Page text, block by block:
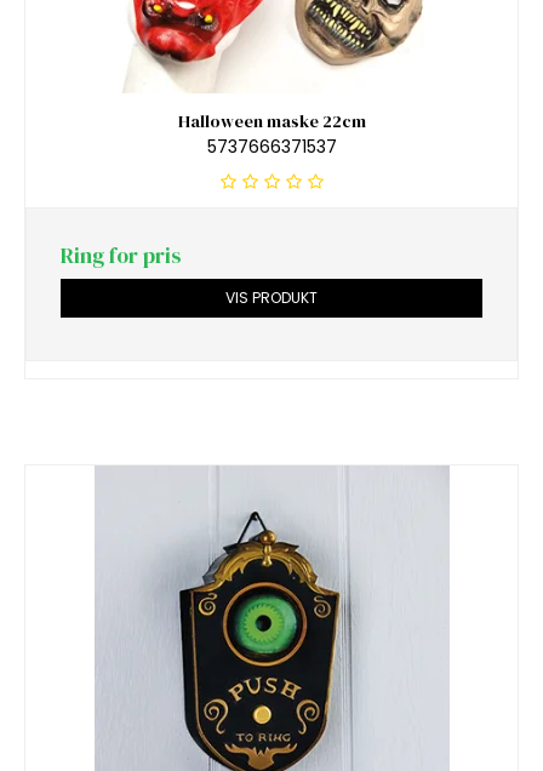
Halloween maske 22cm
5737666371537
Ring for pris
VIS PRODUKT